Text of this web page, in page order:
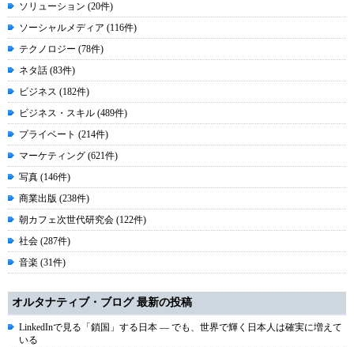
ソリューション (20件)
ソーシャルメディア (116件)
テクノロジー (78件)
ネタ話 (83件)
ビジネス (182件)
ビジネス・スキル (489件)
プライベート (214件)
マーケティング (621件)
写真 (146件)
商業出版 (238件)
朝カフェ次世代研究会 (122件)
社会 (287件)
音楽 (31件)
オルタナティブ・ブログ 最新の投稿
LinkedInで見る「鎖国」する日本 ― でも、世界で輝く日本人は確実に増えて
いる